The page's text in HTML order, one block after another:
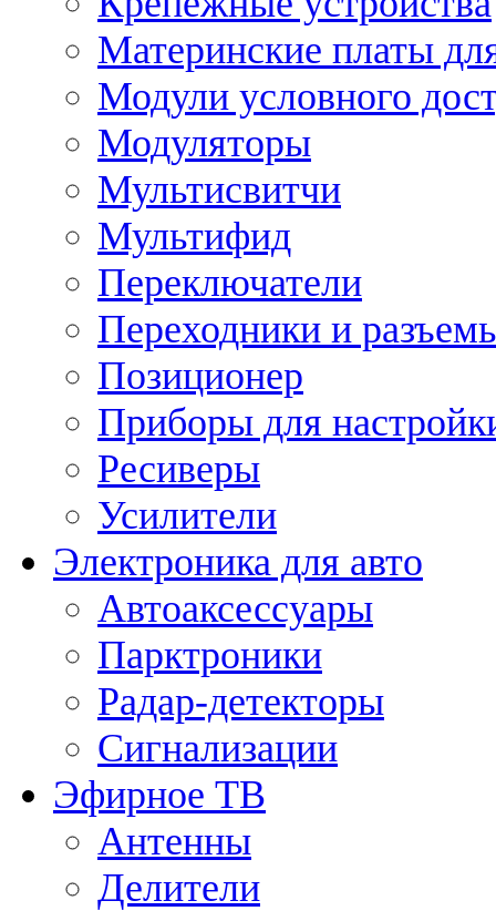
Материнские платы
Модули условного
Модуляторы
Мультисвитчи
Мультифид
Переключатели
Переходники и
Позиционер
Приборы для
Ресиверы
Усилители
Электроника для авто
Автоаксессуары
Парктроники
Радар-детекторы
Сигнализации
Эфирное ТВ
Антенны
Делители